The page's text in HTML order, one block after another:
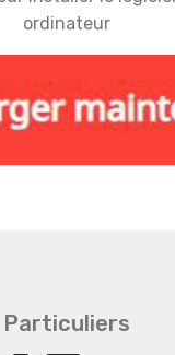
ordinateur
Particuliers